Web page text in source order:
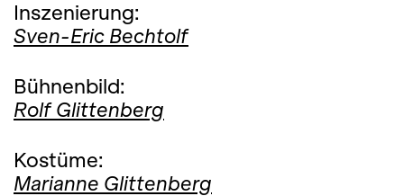
Inszenierung:
Sven-Eric Bechtolf
Bühnenbild:
Rolf Glittenberg
Kostüme:
Marianne Glittenberg